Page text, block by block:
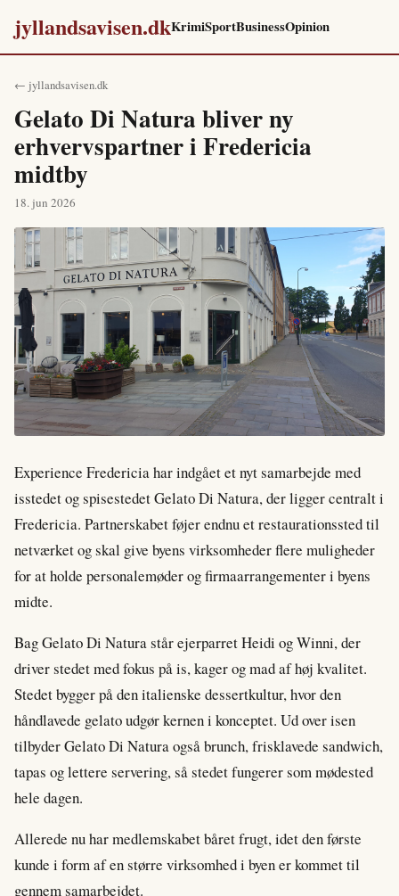
jyllandsavisen.dkKrimiSportBusinessOpinion
← jyllandsavisen.dk
Gelato Di Natura bliver ny
erhvervspartner i Fredericia
midtby
18. jun 2026
Experience Fredericia har indgået et nyt samarbejde med
isstedet og spisestedet Gelato Di Natura, der ligger centralt i
Fredericia. Partnerskabet føjer endnu et restaurationssted til
netværket og skal give byens virksomheder flere muligheder
for at holde personalemøder og firmaarrangementer i byens
midte.
Bag Gelato Di Natura står ejerparret Heidi og Winni, der
driver stedet med fokus på is, kager og mad af høj kvalitet.
Stedet bygger på den italienske dessertkultur, hvor den
håndlavede gelato udgør kernen i konceptet. Ud over isen
tilbyder Gelato Di Natura også brunch, frisklavede sandwich,
tapas og lettere servering, så stedet fungerer som mødested
hele dagen.
Allerede nu har medlemskabet båret frugt, idet den første
kunde i form af en større virksomhed i byen er kommet til
gennem samarbejdet.